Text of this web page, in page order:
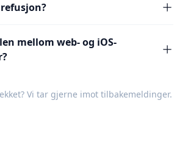
mellom web- og iOS-
Vi tar gjerne imot tilbakemeldinger.